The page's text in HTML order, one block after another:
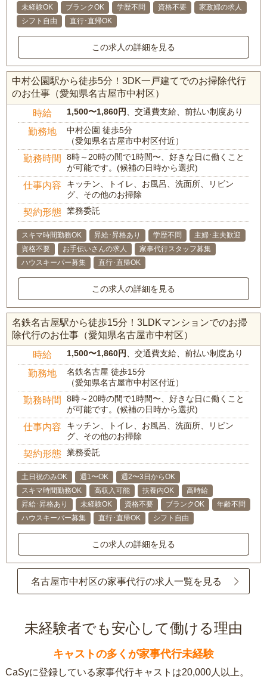
未経験OK ブランクOK 学歴不問 資格不要
家政婦の求人
シフト自由
直行･直帰OK
この求人の詳細を見る
中村公園駅から徒歩5分！3DK一戸建てでのお掃除代行
のお仕事（愛知県名古屋市中村区）
時給 1,500〜1,860円 、交通費支給、前払い制度あり
勤務地
中村公園 徒歩5分
（愛知県名古屋市中村区付近）
勤務時間
8時～20時の間で1時間〜、好きな日に働くこと
が可能です。(候補の日時から選択)
仕事内容
キッチン、トイレ、お風呂、洗面所、リビン
グ、その他のお掃除
契約形態 業務委託
スキマ時間勤務OK 昇給･昇格あり 学歴不問
主婦･主夫歓迎
資格不要
お手伝いさんの求人
家事代行スタッフ募集
ハウスキーパー募集
直行･直帰OK
この求人の詳細を見る
名鉄名古屋駅から徒歩15分！3LDKマンションでのお掃
除代行のお仕事（愛知県名古屋市中村区）
時給 1,500〜1,860円 、交通費支給、前払い制度あり
勤務地
名鉄名古屋 徒歩15分
（愛知県名古屋市中村区付近）
勤務時間
8時～20時の間で1時間〜、好きな日に働くこと
が可能です。(候補の日時から選択)
仕事内容
キッチン、トイレ、お風呂、洗面所、リビン
グ、その他のお掃除
契約形態 業務委託
土日祝のみOK 週1〜OK
週2〜3日からOK
スキマ時間勤務OK
高収入可能 扶養内OK
高時給
昇給･昇格あり
未経験OK 資格不要 ブランクOK
年齢不問
ハウスキーパー募集
直行･直帰OK シフト自由
この求人の詳細を見る
名古屋市中村区の家事代行の求人一覧を見る
未経験者でも安心して働ける理由
キャストの多くが家事代行未経験
CaSyに登録している家事代行キャストは20,000人以上。